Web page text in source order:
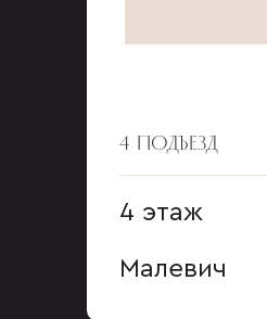
4 ПОДЪЕЗД
4 этаж
Малевич